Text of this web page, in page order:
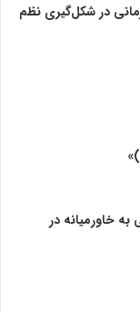
در شکل‌گیری نظم
خاورمیانه در